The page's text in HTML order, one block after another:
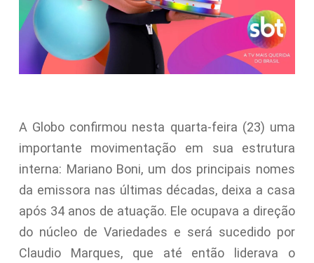
A Globo confirmou nesta quarta-feira (23) uma
importante movimentação em sua estrutura
interna: Mariano Boni, um dos principais nomes
da emissora nas últimas décadas, deixa a casa
após 34 anos de atuação. Ele ocupava a direção
do núcleo de Variedades e será sucedido por
Claudio Marques, que até então liderava o